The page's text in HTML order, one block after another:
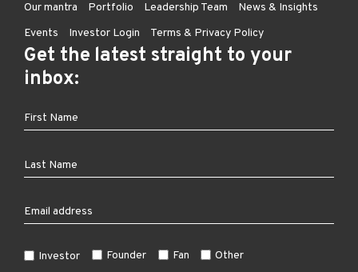
Our mantra Portfolio Leadership Team
News & Insights
Events
Investor Login Terms & Privacy Policy
Get the latest straight to your
inbox:
Investor Founder Fan Other